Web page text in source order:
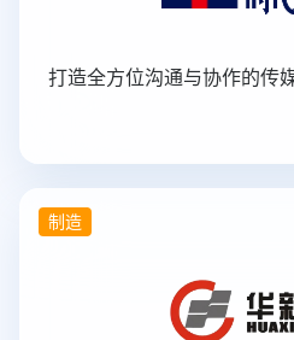
打造全方位沟通与协作的传
制造